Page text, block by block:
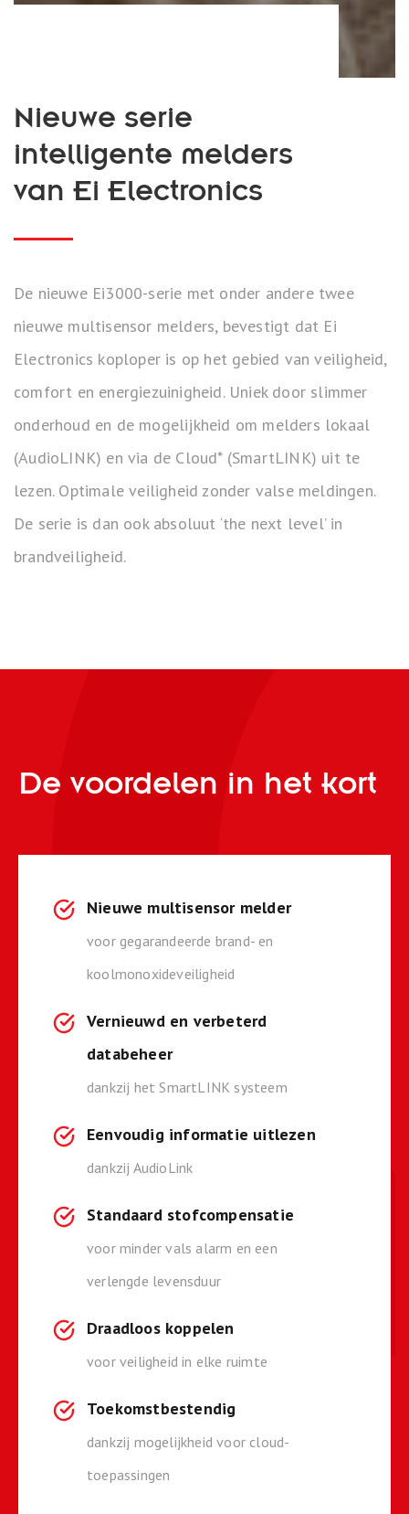
Nieuwe serie
intelligente melders
van Ei Electronics
De nieuwe Ei3000-serie met onder andere twee
nieuwe multisensor melders, bevestigt dat Ei
Electronics koploper is op het gebied van veiligheid,
comfort en energiezuinigheid. Uniek door slimmer
onderhoud en de mogelijkheid om melders lokaal
(AudioLINK) en via de Cloud* (SmartLINK) uit te
lezen. Optimale veiligheid zonder valse meldingen.
De serie is dan ook absoluut ‘the next level’ in
brandveiligheid.
De voordelen in het kort
Nieuwe multisensor melder
voor gegarandeerde brand- en
koolmonoxideveiligheid
Vernieuwd en verbeterd
databeheer
dankzij het SmartLINK systeem
Eenvoudig informatie uitlezen
dankzij AudioLink
Standaard stofcompensatie
voor minder vals alarm en een
verlengde levensduur
Draadloos koppelen
voor veiligheid in elke ruimte
Toekomstbestendig
dankzij mogelijkheid voor cloud-
toepassingen